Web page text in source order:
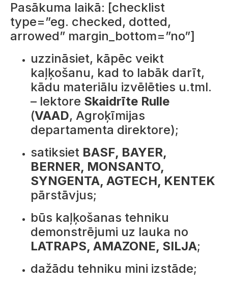
Pasākuma laikā: [checklist
type=”eg. checked, dotted,
arrowed” margin_bottom=”no”]
uzzināsiet, kāpēc veikt
kaļķošanu, kad to labāk darīt,
kādu materiālu izvēlēties u.tml.
– lektore Skaidrīte Rulle
(VAAD, Agroķīmijas
departamenta direktore);
satiksiet BASF, BAYER,
BERNER, MONSANTO,
SYNGENTA, AGTECH, KENTEK
pārstāvjus;
būs kaļķošanas tehniku
demonstrējumi uz lauka no
LATRAPS, AMAZONE, SILJA;
dažādu tehniku mini izstāde;